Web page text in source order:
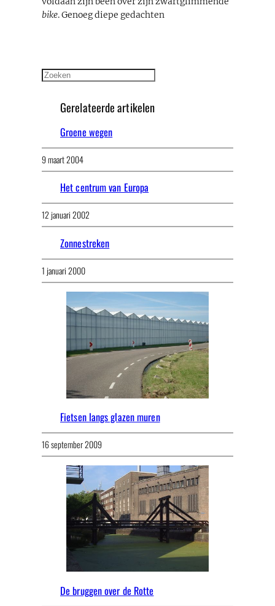
bike. Genoeg diepe gedachten
Zoeken
Gerelateerde artikelen
Groene wegen
9 maart 2004
Het centrum van Europa
12 januari 2002
Zonnestreken
1 januari 2000
Fietsen langs glazen muren
16 september 2009
De bruggen over de Rotte